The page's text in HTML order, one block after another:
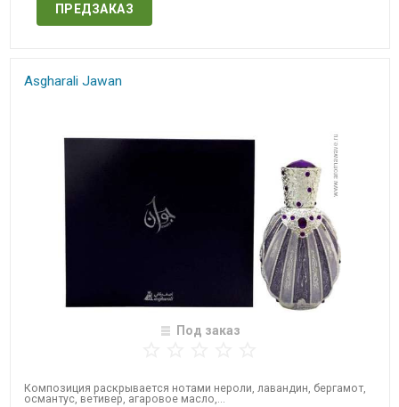
ПРЕДЗАКАЗ
Asgharali Jawan
Под заказ
Композиция раскрывается нотами нероли, лавандин, бергамот,
османтус, ветивер, агаровое масло,...